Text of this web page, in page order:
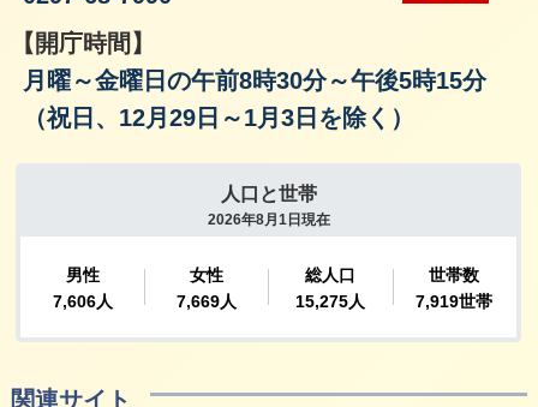
【開庁時間】
月曜～金曜日の午前8時30分～午後5時15分
（祝日、12月29日～1月3日を除く）
関連サイト